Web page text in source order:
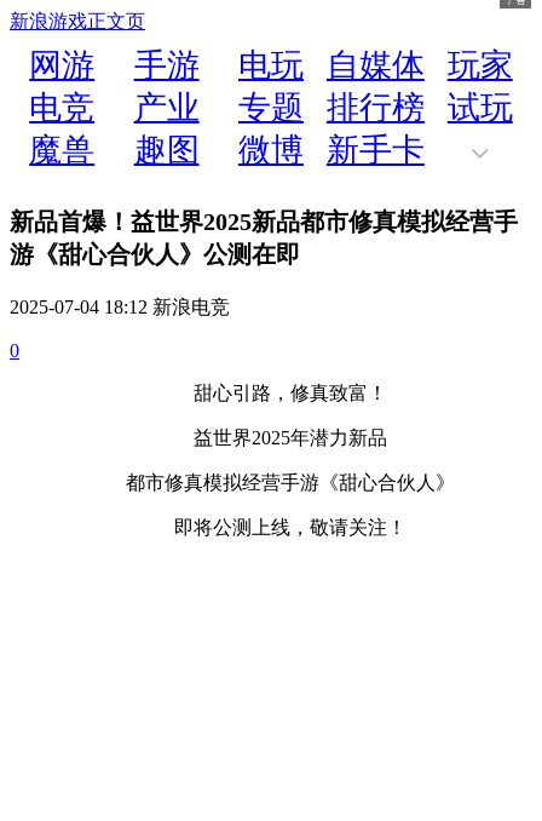
新浪游戏正文页
网游 手游 电玩 自媒体
玩家
电竞
产业 专题 排行榜
试玩
魔兽
趣图 微博 新手卡
新品首爆！益世界2025新品都市修真模拟经营手
游《甜心合伙人》公测在即
2025-07-04 18:12 新浪电竞
0
甜心引路，修真致富！
益世界2025年潜力新品
都市修真模拟经营手游《甜心合伙人》
即将公测上线，敬请关注！